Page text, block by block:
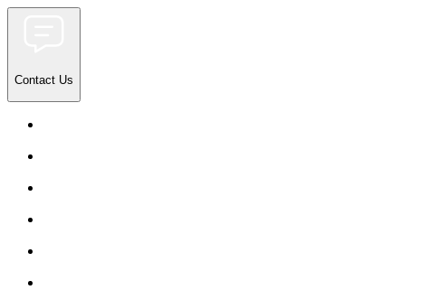
Contact Us